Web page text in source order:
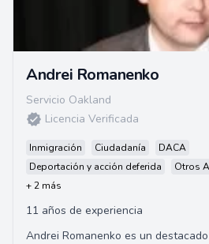
Andrei Romanenko
Servicio Oakland
Licencia Verificada
Inmigración Ciudadanía
DACA
Deportación y acción deferida
Otros
+ 2 más
11 años de experiencia
Andrei Romanenko es un